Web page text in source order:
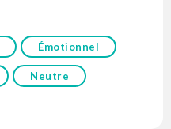
Émotionnel
Neutre